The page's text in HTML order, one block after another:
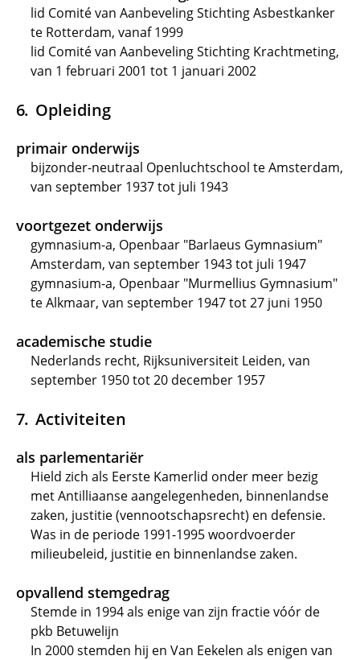
lid Comité van Aanbeveling Stichting Asbestkanker
te Rotterdam, vanaf 1999
lid Comité van Aanbeveling Stichting Krachtmeting,
van 1 februari 2001 tot 1 januari 2002
Opleiding
primair onderwijs
bijzonder-neutraal Openluchtschool te Amsterdam,
van september 1937 tot juli 1943
voortgezet onderwijs
gymnasium-a, Openbaar "Barlaeus Gymnasium"
Amsterdam, van september 1943 tot juli 1947
gymnasium-a, Openbaar "Murmellius Gymnasium"
te Alkmaar, van september 1947 tot 27 juni 1950
academische studie
Nederlands recht, Rijksuniversiteit Leiden, van
september 1950 tot 20 december 1957
Activiteiten
als parlementariër
Hield zich als Eerste Kamerlid onder meer bezig
met Antilliaanse aangelegenheden, binnenlandse
zaken, justitie (vennootschapsrecht) en defensie.
Was in de periode 1991-1995 woordvoerder
milieubeleid, justitie en binnenlandse zaken.
opvallend stemgedrag
Stemde in 1994 als enige van zijn fractie vóór de
pkb Betuwelijn
In 2000 stemden hij en Van Eekelen als enigen van